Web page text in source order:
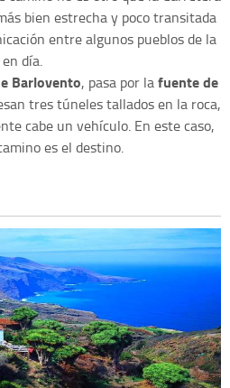
bien estrecha y poco transitada
entre algunos pueblos de la
día.
Barlovento, pasa por lafuente de
tres túneles tallados en la roca,
cabe un vehículo. En este caso,
es el destino.